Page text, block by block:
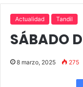
Actualidad Tandil
SÁBADO
8 marzo, 2025 275